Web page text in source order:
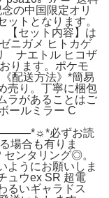
の中国限定オリ
ットとなります。
【セット内容】は
ニガメ ヒトカゲ
ナエトル ヒコザ
ります。ポケモ
配送方法》*簡易
売り。丁寧に梱包
ラがあることはご
ールミラー C
必ずお読
場合も有りま
ンタリング◎。
ようにお願いしま
ュウex SR 超電
るいギャラドス